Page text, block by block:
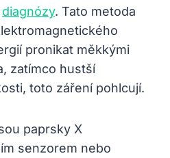
diagnózy. Tato metoda
pronikat měkkými
zatímco hustší
toto záření pohlcují.
paprsky X
senzorem nebo